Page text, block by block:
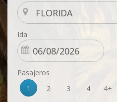
Ida
Pasajeros
1
2 3 4 4+